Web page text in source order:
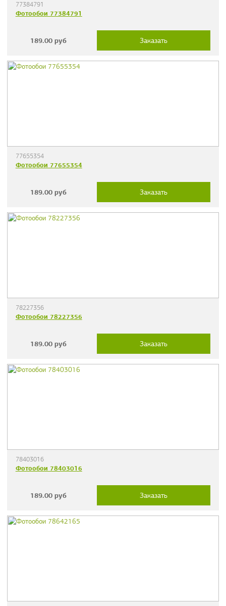
77384791
Фотообои 77384791
189.00 руб Заказать
77655354
Фотообои 77655354
189.00 руб Заказать
78227356
Фотообои 78227356
189.00 руб Заказать
78403016
Фотообои 78403016
189.00 руб Заказать